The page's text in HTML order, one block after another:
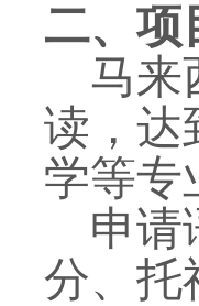
二、项
马来
读，达
学等专
申请
分、托